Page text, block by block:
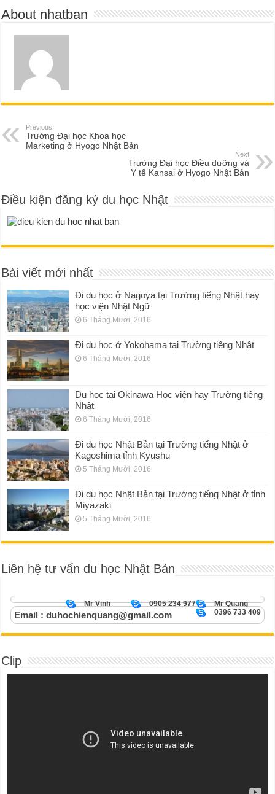
About nhatban
Previous
Trường Đại học Khoa học
Marketing ở Hyogo Nhật Bản
Next
Trường Đại học Điều dưỡng và
Y tế Kansai ở Hyogo Nhật Bản
Điều kiện đăng ký du học Nhật
Bài viết mới nhất
Đi du học ở Nagoya tại Trường tiếng Nhật hay
học viện Nhật Ngữ
6 Tháng Mười, 2016
Đi du học ở Yokohama tại Trường tiếng Nhật
6 Tháng Mười, 2016
Du học tại Okinawa Học viện hay Trường tiếng
Nhật
6 Tháng Mười, 2016
Đi du học Nhật Bản tại Trường tiếng Nhật ở
Kagoshima tỉnh Kyushu
5 Tháng Mười, 2016
Đi du học Nhật Bản tại Trường tiếng Nhật ở tỉnh
Miyazaki
5 Tháng Mười, 2016
Liên hệ tư vấn du học Nhật Bản
Mr Quang
0905 234 977
Mr Vinh
0396 733 409
Email : duhochienquang@gmail.com
Clip